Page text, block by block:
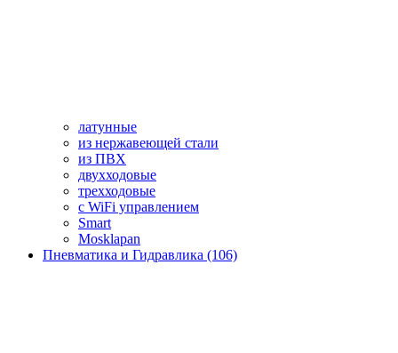
латунные
из нержавеющей стали
из ПВХ
двухходовые
трехходовые
с WiFi управлением
Smart
Mosklapan
Пневматика и Гидравлика (106)